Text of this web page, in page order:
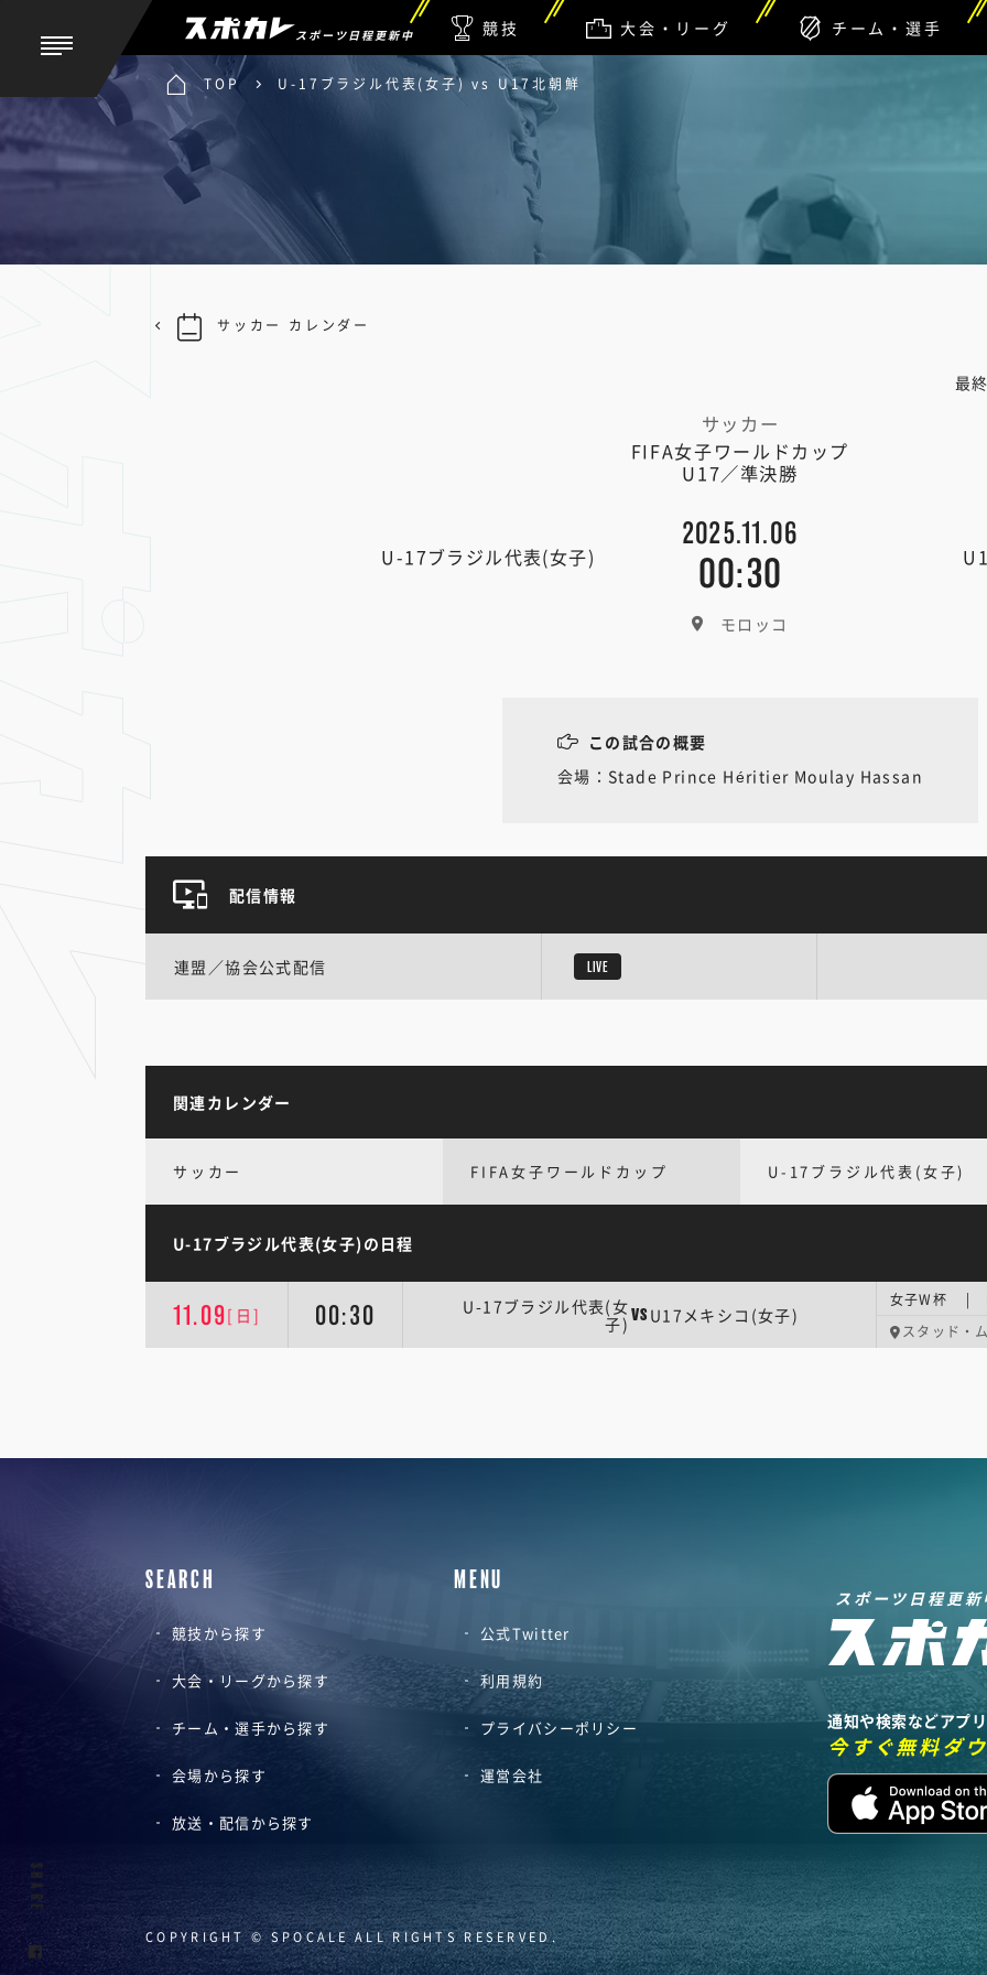
スポーツ日程更新中 競技 大会・リーグ チーム・選手
TOP U-17ブラジル代表(女子) vs U17北朝鮮
最
サッカー
FIFA女子ワールドカップ
U17／準決勝
U-17ブラジル代表(女子)
2025.11.06
00:30
モロッコ
サッカー カレンダー
この試合の概要
会場：Stade Prince Héritier Moulay Hassan
配信情報
連盟／協会公式配信 LIVE
関連カレンダー
サッカー FIFA女子ワールドカップ U-17ブラジル代表(女子)
U-17ブラジル代表(女子)の日程
11.09[日] 00:30
U-17ブラジル代表(女
子) VS U17メキシコ(女子)
女子W杯 |
スタッド・
SEARCH
競技から探す
大会・リーグから探す
チーム・選手から探す
会場から探す
放送・配信から探す
MENU
公式Twitter
利用規約
プライバシーポリシー
運営会社
スポーツ日程更新
通知や検索などアプ
今すぐ無料ダ
COPYRIGHT © SPOCALE ALL RIGHTS RESERVED.
SHARE